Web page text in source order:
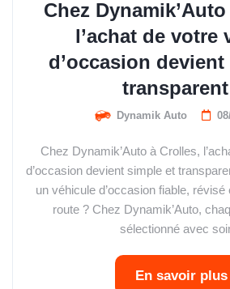
Chez
l’achat de votre
d’occasion
Dynamik Auto
Chez Dynamik’Auto à Crolles,
d’occasion devient simple et
un véhicule d’occasion fiable,
route ? Chez Dynamik’Auto,
sélectionné avec
En savoir plus